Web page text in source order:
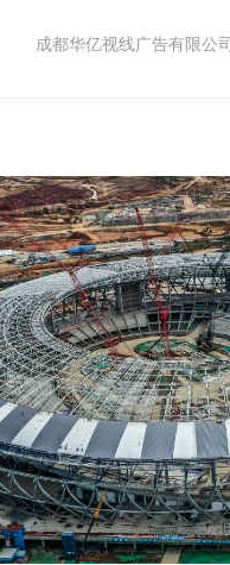
成都华亿视线广告有限公